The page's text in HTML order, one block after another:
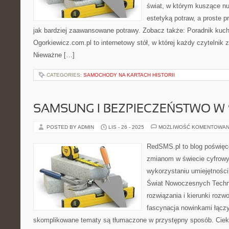
świat, w którym kuszące
estetyką potraw, a proste
jak bardziej zaawansowane potrawy. Zobacz także: Poradnik
Ogorkiewicz.com.pl to internetowy stół, w której każdy czytelnik
Nieważne […]
CATEGORIES: SAMOCHODY NA KARTACH HISTORII
SAMSUNG I BEZPIECZEŃSTWO W
POSTED BY ADMIN LIS - 26 - 2025 MOŻLIWOŚĆ
RedSMS.pl to blog
zmianom w świecie
wykorzystaniu
Świat Nowoczesnych
rozwiązania i kierunki
fascynacja nowinkami
skomplikowane tematy są tłumaczone w przystępny sposób.